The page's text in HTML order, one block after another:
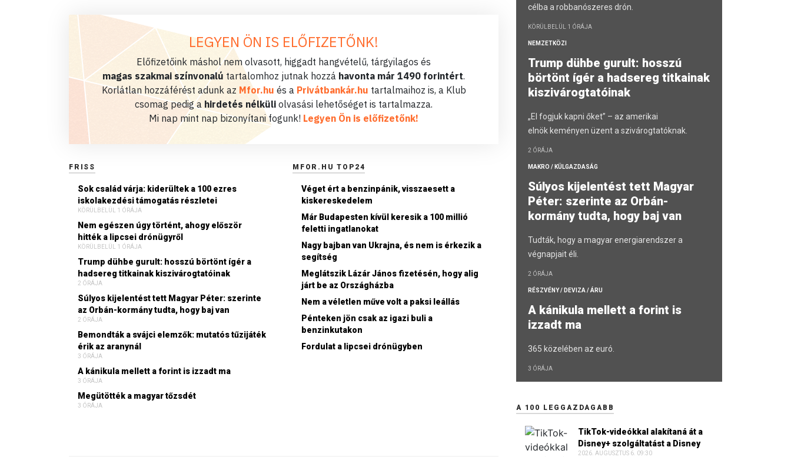
LEGYEN ÖN IS ELŐFIZETŐNK!
Előfizetőink máshol nem olvasott, higgadt hangvételű, tárgyilagos és
magas szakmai színvonalú tartalomhoz jutnak hozzá havonta már 1490 forintért.
Korlátlan hozzáférést adunk az Mfor.hu és a Privátbankár.hu tartalmaihoz is, a Klub
csomag pedig a hirdetés nélküli olvasási lehetőséget is tartalmazza.
Mi nap mint nap bizonyítani fogunk! Legyen Ön is előfizetőnk!
FRISS
Sok család várja: kiderültek a 100 ezres
iskolakezdési támogatás részletei
KÖRÜLBELÜL 1 ÓRÁJA
Nem egészen úgy történt, ahogy először
hitték a lipcsei drónügyről
KÖRÜLBELÜL 1 ÓRÁJA
Trump dühbe gurult: hosszú börtönt ígér a
hadsereg titkainak kiszivárogtatóinak
2 ÓRÁJA
Súlyos kijelentést tett Magyar Péter: szerinte
az Orbán-kormány tudta, hogy baj van
2 ÓRÁJA
Bemondták a svájci elemzők: mutatós tűzijáték
érik az aranynál
3 ÓRÁJA
A kánikula mellett a forint is izzadt ma
3 ÓRÁJA
Megütötték a magyar tőzsdét
3 ÓRÁJA
MFOR.HU TOP24
Véget ért a benzinpánik, visszaesett a
kiskereskedelem
Már Budapesten kívül keresik a 100 millió
feletti ingatlanokat
Nagy bajban van Ukrajna, és nem is érkezik a
segítség
Meglátszik Lázár János fizetésén, hogy alig
járt be az Országházba
Nem a véletlen műve volt a paksi leállás
Pénteken jön csak az igazi buli a
benzinkutakon
Fordulat a lipcsei drónügyben
célba a robbanószeres drón.
KÖRÜLBELÜL 1 ÓRÁJA
NEMZETKÖZI
Trump dühbe gurult: hosszú
börtönt ígér a hadsereg titkainak
kiszivárogtatóinak
„El fogjuk kapni őket” – az amerikai
elnök keményen üzent a szivárogtatóknak.
2 ÓRÁJA
MAKRO / KÜLGAZDASÁG
Súlyos kijelentést tett Magyar
Péter: szerinte az Orbán-
kormány tudta, hogy baj van
Tudták, hogy a magyar energiarendszer a
végnapjait éli.
2 ÓRÁJA
RÉSZVÉNY / DEVIZA / ÁRU
A kánikula mellett a forint is
izzadt ma
365 közelében az euró.
3 ÓRÁJA
A 100 LEGGAZDAGABB
TikTok-videókkal alakítaná át a
Disney+ szolgáltatást a Disney
2026. AUGUSZTUS 6. 09:30